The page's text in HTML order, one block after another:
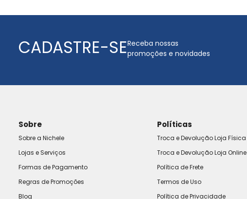
CADASTRE-SEReceba nossas
promoções e novidades
Sobre
Sobre a Nichele
Lojas e Serviços
Formas de Pagamento
Regras de Promoções
Blog
Políticas
Troca e Devolução Loja Física
Troca e Devolução Loja Online
Política de Frete
Termos de Uso
Política de Privacidade